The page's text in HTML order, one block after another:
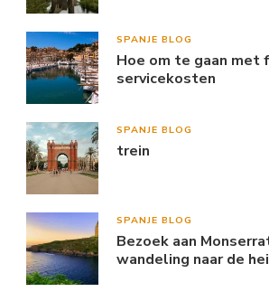
SPANJE BLOG
Hoe om te gaan met
servicekosten
SPANJE BLOG
trein
SPANJE BLOG
Bezoek aan
wandeling naar de